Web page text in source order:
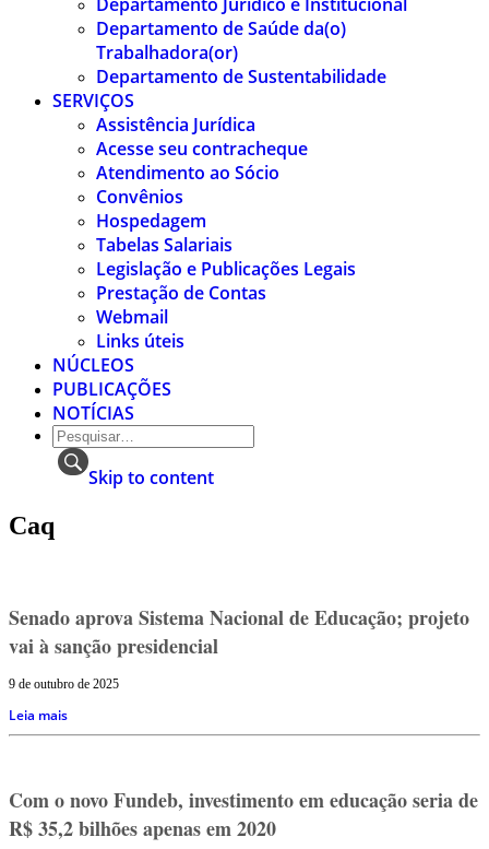
Departamento de Saúde da(o)
Trabalhadora(or)
Departamento de Sustentabilidade
SERVIÇOS
Assistência Jurídica
Acesse seu contracheque
Atendimento ao Sócio
Convênios
Hospedagem
Tabelas Salariais
Legislação e Publicações Legais
Prestação de Contas
Webmail
Links úteis
NÚCLEOS
PUBLICAÇÕES
NOTÍCIAS
Skip to content
Caq
Senado aprova Sistema Nacional de Educação; projeto
vai à sanção presidencial
9 de outubro de 2025
Leia mais
Com o novo Fundeb, investimento em educação seria de
R$ 35,2 bilhões apenas em 2020